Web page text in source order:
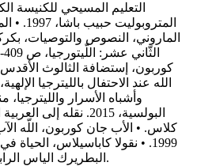
التعليم المسيحي للكنيسة
كوربون، إستضافة الثالوث
الله عند الاحتفال بالليترجيا
وأشباه الأسرار
البولسية، 2015. نقله
كلاس. • الأب جان كوربون، اللّه
1999. • نقولا كاباسيلاس،
البطريرك الياس الرابع، بيروت، 2002.